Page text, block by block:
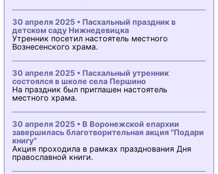
30 апреля 2025 • Пасхальный праздник в
детском саду Нижнедевицка
Утренник посетил настоятель местного
Вознесенского храма.
30 апреля 2025 • Пасхальный утренник
состоялся в школе села Першино
На праздник был приглашен настоятель
местного храма.
30 апреля 2025 • В Воронежской епархии
завершилась благотворительная акция "Подари
книгу"
Акция проходила в рамках празднования Дня
православной книги.